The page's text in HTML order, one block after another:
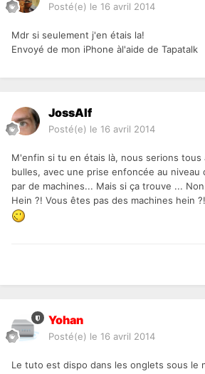
Posté(e) le 16 avril 2014
Mdr si seulement j'en étais la!
Envoyé de mon iPhone àl'aide de Tapatalk
JossAlf
Posté(e) le 16 avril 2014
M'enfin si tu en étais là, nous serions tous
bulles, avec une prise enfoncée au niveau
par de machines... Mais si ça trouve ...
Hein ?! Vous êtes pas des machines hein
Yohan
Posté(e) le 16 avril 2014
Le tuto est dispo dans les onglets sous le